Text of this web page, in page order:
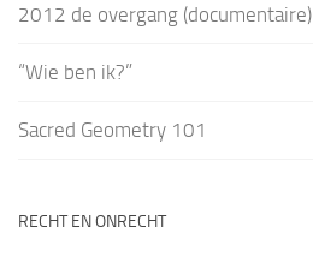
2012 de overgang (documentaire)
“Wie ben ik?”
Sacred Geometry 101
RECHT EN ONRECHT